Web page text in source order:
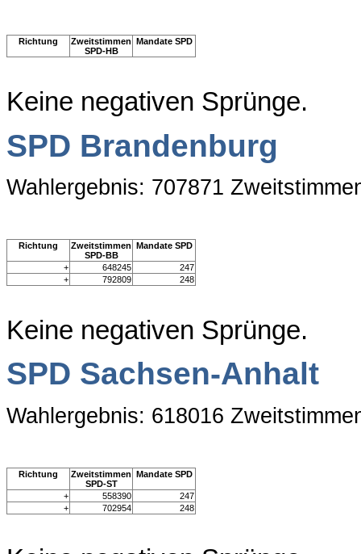
Richtung
Zweitstimmen
SPD-HB
Mandate SPD
Keine negativen Sprünge.
SPD Brandenburg
Wahlergebnis: 707871
Richtung
Zweitstimmen
SPD-BB
Mandate SPD
+ 648245
247
+
792809 248
Keine negativen Sprünge.
SPD Sachsen-Anhalt
Wahlergebnis: 618016
Richtung
Zweitstimmen
SPD-ST
Mandate SPD
+ 558390
247
+
702954 248